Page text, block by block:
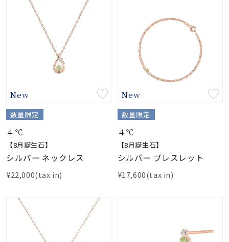
ファッションテイス
コレクション
レディース
～
メンズ
リングサイズ
New
数量限定
４℃
【8月誕生石】
シルバー ネックレス
¥22,000(tax in)
New
数量限定
４℃
【8月誕生石】
シルバー ブレスレット
¥17,600(tax in)